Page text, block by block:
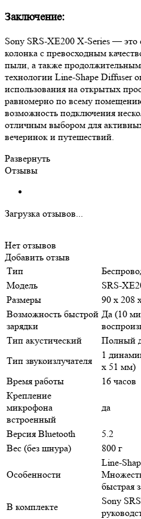
Заключение:
Sony SRS-XE200 X-Series — это
колонка с превосходным
пыли, а также
технологии Line-Shape Diffuser
использования на открытых
равномерно по всему
возможность подключения
отличным выбором для
вечеринок и путешествий.
Развернуть
Отзывы
Загрузка отзывов...
Нет отзывов
Добавить отзыв
Тип
Модель
SRS-
Размеры
90 x 208
Возможность быстрой
зарядки
Да (10
Тип акустический
Полный
Тип звукоизлучателя
1
x 51 мм)
Время работы
16 часов
Крепление
микрофона
встроенный
да
Версия Bluetooth
5.2
Вес (без шнура)
800 г
Особенности
Line-
быстрая
В комплекте
Sony